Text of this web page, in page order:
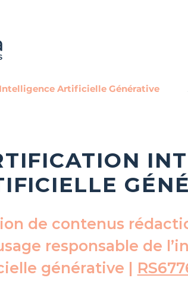
Intelligence Artificielle Générative
de contenus
responsable de
générative |